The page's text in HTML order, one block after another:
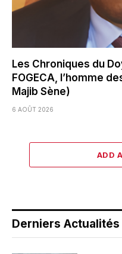
Les Chroniques du
FOGECA, l’homme
Majib Sène)
6 AOÛT 2026
ADD
Derniers Actualités